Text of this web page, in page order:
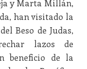
y Marta Millán,
han visitado la
Beso de Judas,
lazos de
beneficio de la